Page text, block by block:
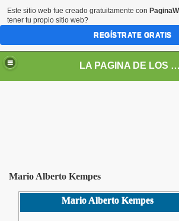
LA PAGINA DE LOS GUERREROS
Mario Alberto Kempes
Mario Alberto Kempes
Este sitio web fue creado gratuitamente con
tener tu propio sitio web?
REGÍSTRATE GRATIS